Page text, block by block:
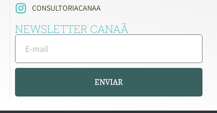
CONSULTORIACANAA
NEWSLETTER CANAÃ
ENVIAR